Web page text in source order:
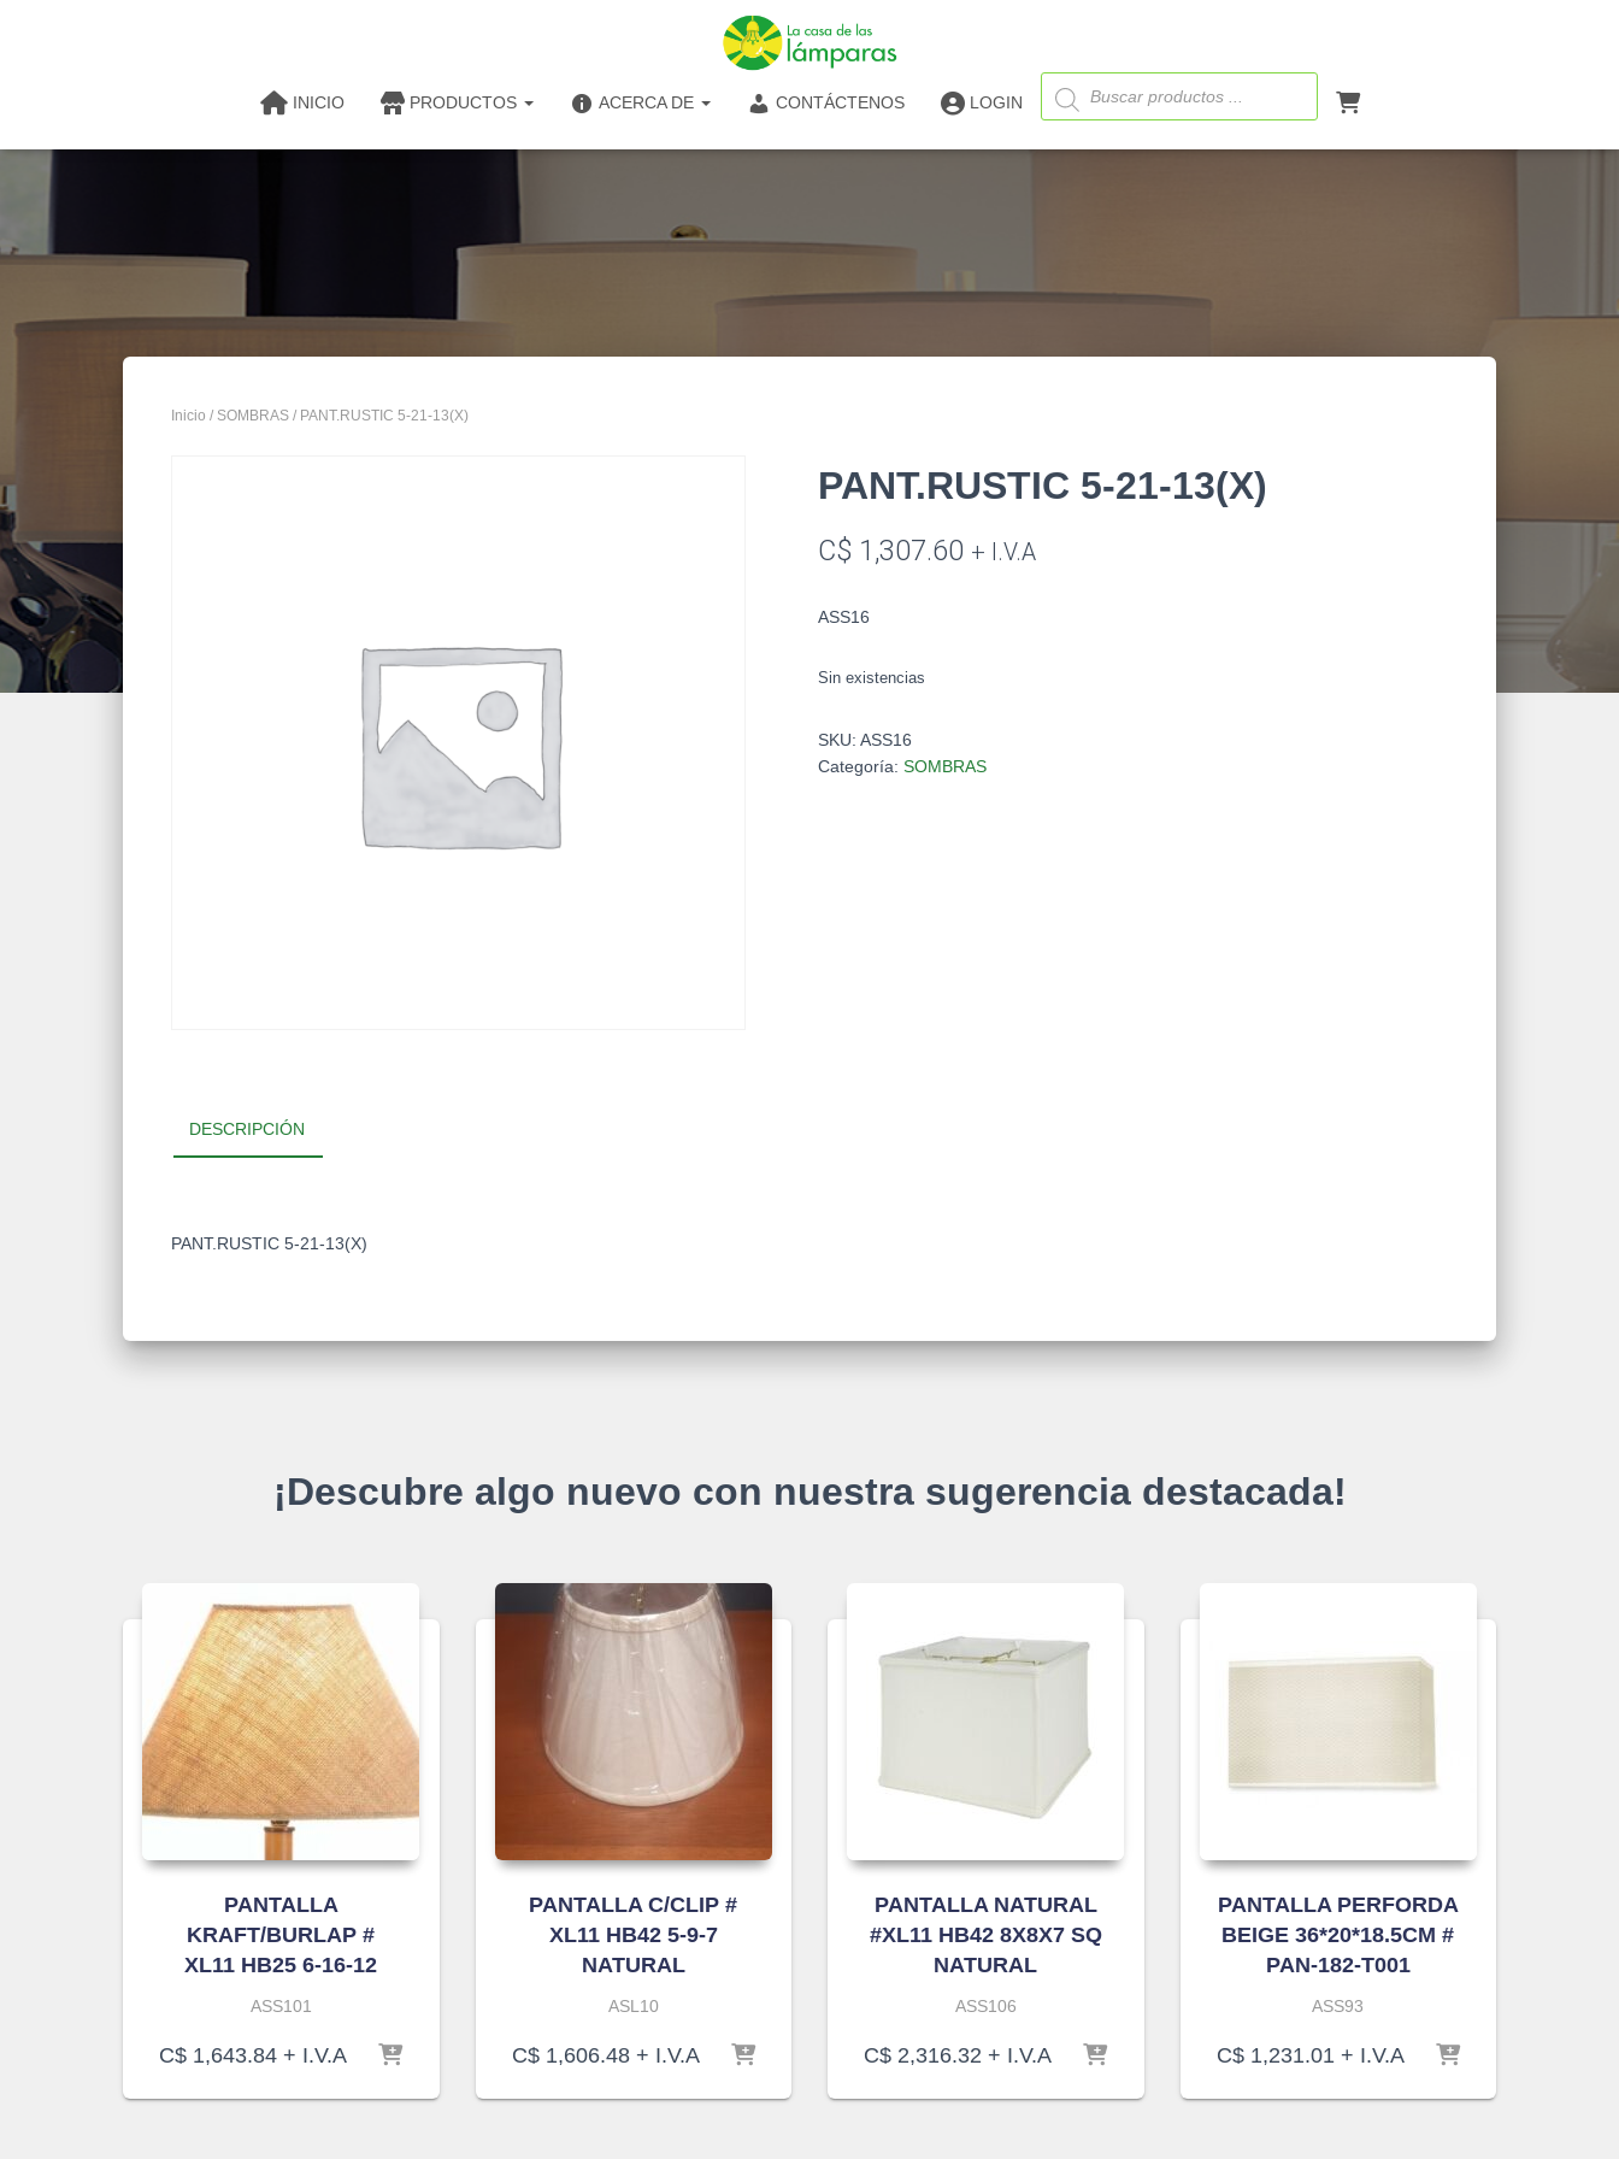
INICIO PRODUCTOS ACERCA DE CONTÁCTENOS LOGIN
Búsqueda
de
productos
Inicio / SOMBRAS / PANT.RUSTIC 5-21-13(X)
PANT.RUSTIC 5-21-13(X)
C$ 1,307.60 + I.V.A
ASS16
Sin existencias
SKU: ASS16
Categoría: SOMBRAS
DESCRIPCIÓN
PANT.RUSTIC 5-21-13(X)
¡Descubre algo nuevo con nuestra sugerencia destacada!
PANTALLA
KRAFT/BURLAP #
XL11 HB25 6-16-12
ASS101
C$ 1,643.84 + I.V.A
PANTALLA C/CLIP #
XL11 HB42 5-9-7
NATURAL
ASL10
C$1,606.48+ I.V.A
PANTALLA NATURAL
#XL11 HB42 8X8X7 SQ
NATURAL
ASS106
C$ 2,316.32 + I.V.A
PANTALLA PERFORDA
BEIGE 36*20*18.5CM #
PAN-182-T001
ASS93
C$1,231.01 + I.V.A